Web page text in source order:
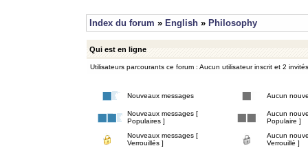
Index du forum » English » Philosophy
Qui est en ligne
Utilisateurs parcourants ce forum : Aucun utilisateur inscrit et 2 invités
Nouveaux messages Aucun
Nouveaux messages [
Populaires ]
Aucun
Populaire ]
Nouveaux messages [
Verrouillés ]
Aucun
Verrouillé ]